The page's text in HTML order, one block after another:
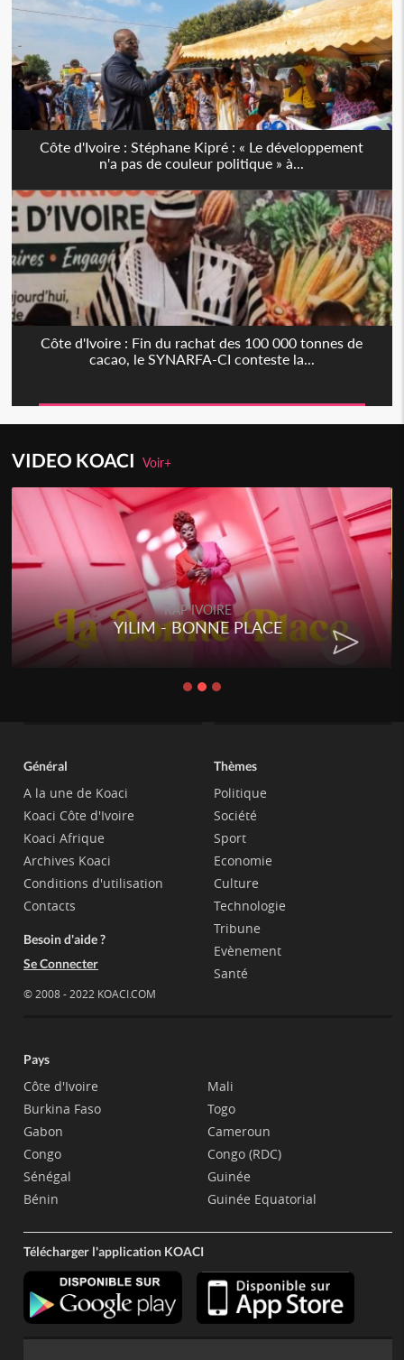
Côte d'Ivoire : Stéphane Kipré : « Le développement
n'a pas de couleur politique » à...
Côte d'Ivoire : Fin du rachat des 100 000 tonnes de
cacao, le SYNARFA-CI conteste la...
VIDEO KOACIVoir+
RAP IVOIRE
YILIM - BONNE PLACE
Général
A la une de Koaci
Koaci Côte d'Ivoire
Koaci Afrique
Archives Koaci
Conditions d'utilisation
Contacts
Besoin d'aide ?
Se Connecter
© 2008 - 2022 KOACI.COM
Thèmes
Politique
Société
Sport
Economie
Culture
Technologie
Tribune
Evènement
Santé
Pays
Côte d'Ivoire
Burkina Faso
Gabon
Congo
Sénégal
Bénin
Mali
Togo
Cameroun
Congo (RDC)
Guinée
Guinée Equatorial
Télécharger l'application KOACI